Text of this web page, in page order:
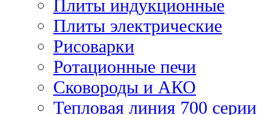
Плиты индукционные
Плиты электрические
Рисоварки
Ротационные печи
Сковороды и АКО
Тепловая линия 700 серии